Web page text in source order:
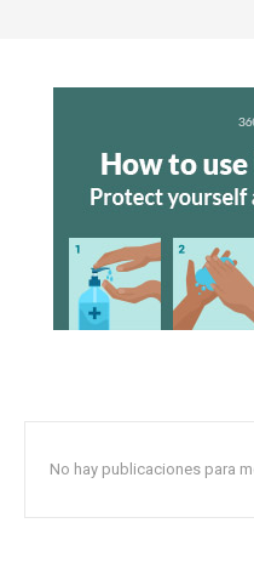
No hay publicaciones para